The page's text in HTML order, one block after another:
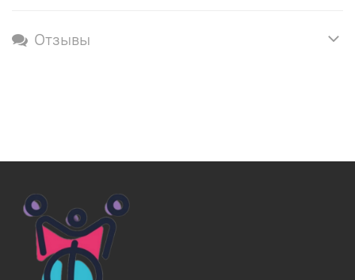
Отзывы